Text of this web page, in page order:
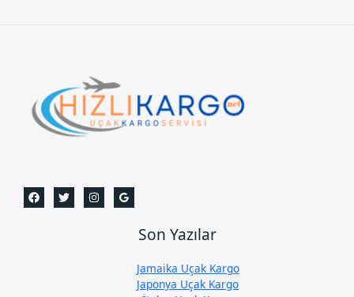
Son Yazılar
Jamaika Uçak Kargo
Japonya Uçak Kargo